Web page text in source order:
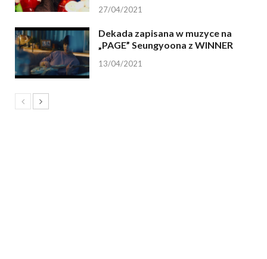
27/04/2021
Dekada zapisana w muzyce na
„PAGE” Seungyoona z WINNER
13/04/2021